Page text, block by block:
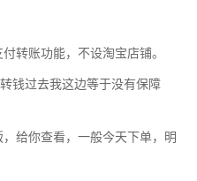
转账功能，不设淘宝店铺。
钱过去我这边等于没有保障
给你查看，一般今天下单，明